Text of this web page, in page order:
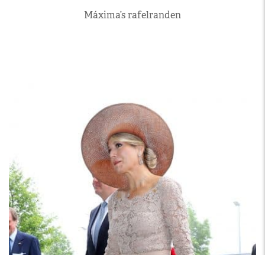
Máxima’s rafelranden